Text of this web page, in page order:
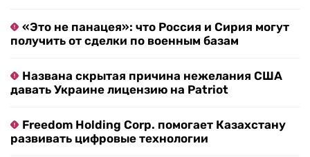
«Это не панацея»: что Россия и Сирия могут
получить от сделки по военным базам
Названа скрытая причина нежелания США
давать Украине лицензию на Patriot
Freedom Holding Corp. помогает Казахстану
развивать цифровые технологии